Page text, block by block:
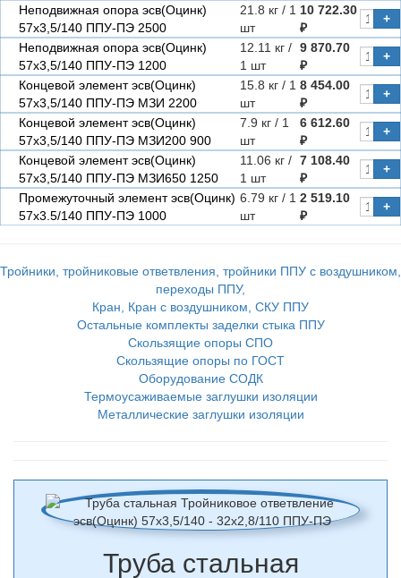
Неподвижная опора эсв(Оцинк)
57х3,5/140 ППУ-ПЭ 2500
21.8 кг / 1
шт
10 722.30
₽
+
Неподвижная опора эсв(Оцинк)
57х3,5/140 ППУ-ПЭ 1200
12.11 кг /
1 шт
9 870.70
₽
+
Концевой элемент эсв(Оцинк)
57х3,5/140 ППУ-ПЭ МЗИ 2200
15.8 кг / 1
шт
8 454.00
₽
+
Концевой элемент эсв(Оцинк)
57х3,5/140 ППУ-ПЭ МЗИ200 900
7.9 кг / 1
шт
6 612.60
₽
+
Концевой элемент эсв(Оцинк)
57х3,5/140 ППУ-ПЭ МЗИ650 1250
11.06 кг /
1 шт
7 108.40
₽
+
Промежуточный элемент эсв(Оцинк)
57х3.5/140 ППУ-ПЭ 1000
6.79 кг / 1
шт
2 519.10
₽
+
Тройники, тройниковые ответвления, тройники ППУ с воздушником,
переходы ППУ,
Кран, Кран с воздушником, СКУ ППУ
Остальные комплекты заделки стыка ППУ
Скользящие опоры СПО
Скользящие опоры по ГОСТ
Оборудование СОДК
Термоусаживаемые заглушки изоляции
Металлические заглушки изоляции
Труба стальная